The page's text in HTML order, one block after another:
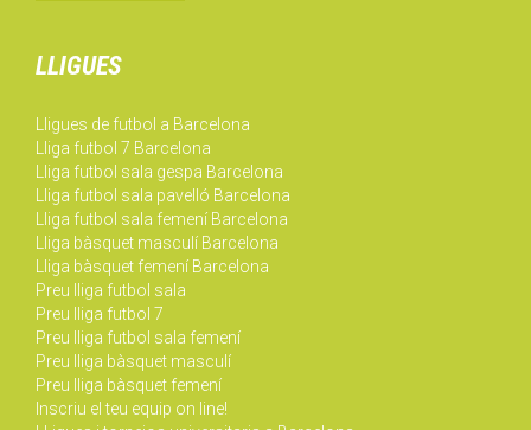
LLIGUES
Lligues de futbol a Barcelona
Lliga futbol 7 Barcelona
Lliga futbol sala gespa Barcelona
Lliga futbol sala pavelló Barcelona
Lliga futbol sala femení Barcelona
Lliga bàsquet masculí Barcelona
Lliga bàsquet femení Barcelona
Preu lliga futbol sala
Preu lliga futbol 7
Preu lliga futbol sala femení
Preu lliga bàsquet masculí
Preu lliga bàsquet femení
Inscriu el teu equip on line!